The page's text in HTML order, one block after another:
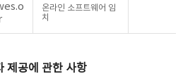
온라인 소프트웨어 임
치
제공에 관한 사항